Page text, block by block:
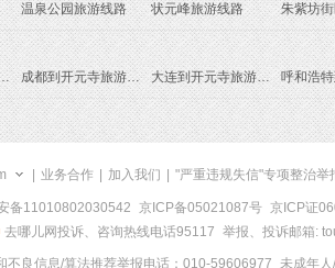
温泉公园旅游线路 状元峰旅游线路 朱紫坊
元寺旅游报价 成都到开元寺旅游报价 大连到开元寺旅游报价
业务合作 加入我们 "严重违规失信"专项整治举
备11010802030542 京ICP备05021087号 京ICP证
去哪儿网投诉、咨询热线电话95117 举报、投诉邮箱:
不良信息/算法推荐举报电话：010-59606977 未成年